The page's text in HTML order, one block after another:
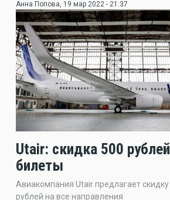
Анна Попова, 19 мар 2022 - 21:37
Utair: скидка 500
билеты
Авиакомпания Utair предлагает
рублей на все направления